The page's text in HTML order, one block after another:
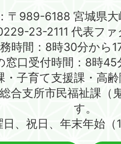
〒989-6188 宮城県大
23-2111 代表フ
時間：8時30分から
窓口受付時間：8時
・子育て支援課・高
合支所市民福祉課（
す。
日、祝日、年末年始